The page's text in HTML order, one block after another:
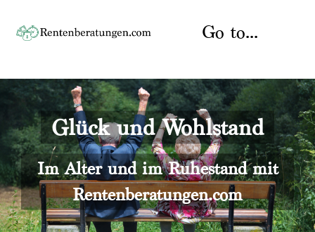
content
Go to...
Startseite
Rente
Rentenberater
Rentenversicherung
Über uns
Kontakt
Glück und Wohlstand
Im Alter und im Ruhestand mit
Rentenberatungen.com